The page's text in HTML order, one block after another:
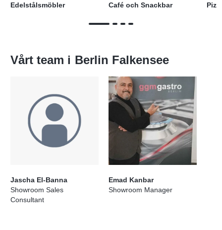
Edelstålsmöbler Café och Snackbar
Vårt team i Berlin Falkensee
Jascha El-Banna
Showroom Sales
Consultant
Emad Kanbar
Showroom Manager